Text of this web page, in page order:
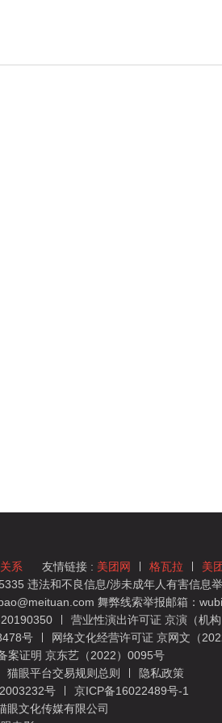
系 友情链接 : 美团网 格瓦拉 美
违法和不良信息/涉未成年人有害信息
舞弊线索举报邮箱：
营业性演出许可证 京演（机
号
网络文化经营许可证 京网文（
案证明 京东艺（2022）0095号
猫眼平台交易规则总则
隐私政策
号
京ICP备16022489号-1
眼文化传媒有限公司